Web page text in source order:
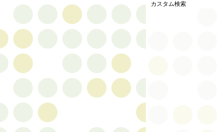
カスタム検索